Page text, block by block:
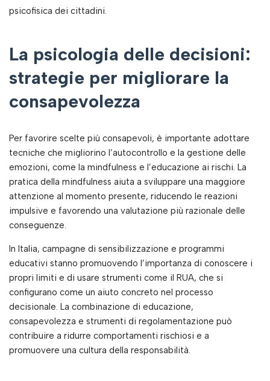
psicofisica dei cittadini.
La psicologia delle decisioni:
strategie per migliorare la
consapevolezza
Per favorire scelte più consapevoli, è importante adottare
tecniche che migliorino l’autocontrollo e la gestione delle
emozioni, come la mindfulness e l’educazione ai rischi. La
pratica della mindfulness aiuta a sviluppare una maggiore
attenzione al momento presente, riducendo le reazioni
impulsive e favorendo una valutazione più razionale delle
conseguenze.
In Italia, campagne di sensibilizzazione e programmi
educativi stanno promuovendo l’importanza di conoscere i
propri limiti e di usare strumenti come il RUA, che si
configurano come un aiuto concreto nel processo
decisionale. La combinazione di educazione,
consapevolezza e strumenti di regolamentazione può
contribuire a ridurre comportamenti rischiosi e a
promuovere una cultura della responsabilità.